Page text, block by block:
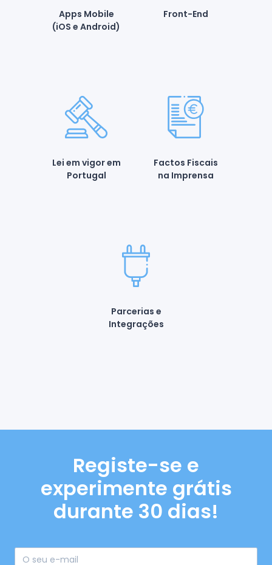
Apps Mobile
(iOS e Android)
Front-End
Lei em vigor em
Portugal
Factos Fiscais
na Imprensa
Parcerias e
Integrações
Registe-se e
experimente grátis
durante 30 dias!